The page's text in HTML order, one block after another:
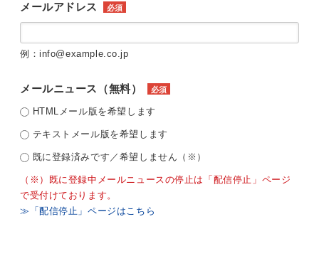
メールアドレス 必須
例：info@example.co.jp
メールニュース（無料） 必須
HTMLメール版を希望します
テキストメール版を希望します
既に登録済みです／希望しません（※）
（※）既に登録中メールニュースの停止は「配信停止」ページ
で受付けております。
≫「配信停止」ページはこちら